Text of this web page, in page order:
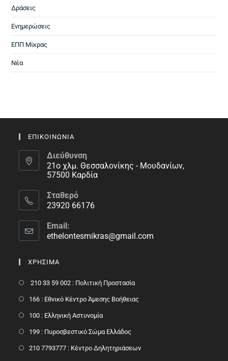
Δράσεις
Ενημερώσεις
ΕΠΠ Μίκρας
Νέα
ΕΠΙΚΟΙΝΩΝΙΑ
Διεύθυνση
21ο χλμ. Θεσσαλονίκης - Μουδανίων,
57500 Καρδία
Σταθερό
23920 66176
Email:
ethelontesmikras@gmail.com
ΧΡΗΣΙΜΑ
210 33 59 002 : Πολιτική Προστασία
166 : Εθνικό Κέντρο Άμεσης Βοήθειας
100 : Ελληνική Αστυνομία
199 : Πυροσβεστικό Σώμα Ελλάδος
210 7793777 : Kέντρο Δηλητηριάσεων